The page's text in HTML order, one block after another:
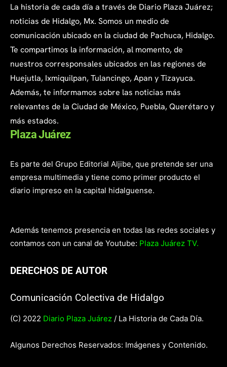
La historia de cada día a través de Diario Plaza Juárez;
noticias de Hidalgo, Mx. Somos un medio de
comunicación ubicado en la ciudad de Pachuca, Hidalgo.
Te compartimos la información, al momento, de
nuestros corresponsales ubicados en las regiones de
Huejutla, Ixmiquilpan, Tulancingo, Apan y Tizayuca.
Además, te informamos sobre las noticias más
relevantes de la Ciudad de México, Puebla, Querétaro y
más estados.
Plaza Juárez
Es parte del Grupo Editorial Aljibe, que pretende ser una
empresa multimedia y tiene como primer producto el
diario impreso en la capital hidalguense.
Además tenemos presencia en todas las redes sociales y
contamos con un canal de Youtube: Plaza Juárez TV.
DERECHOS DE AUTOR
Comunicación Colectiva de Hidalgo
(C) 2022 Diario Plaza Juárez / La Historia de Cada Día.
Algunos Derechos Reservados: Imágenes y Contenido.